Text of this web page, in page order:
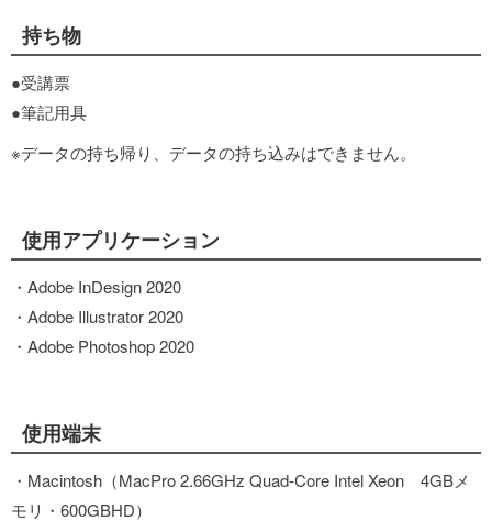
持ち物
●受講票
●筆記用具
※データの持ち帰り、データの持ち込みはできません。
使用アプリケーション
・Adobe InDesign 2020
・Adobe Illustrator 2020
・Adobe Photoshop 2020
使用端末
・Macintosh（MacPro 2.66GHz Quad-Core Intel Xeon 4GBメ
モリ・600GBHD）